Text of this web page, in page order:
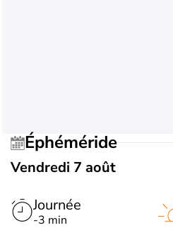
Éphéméride
Vendredi 7 août
Journée
-3 min